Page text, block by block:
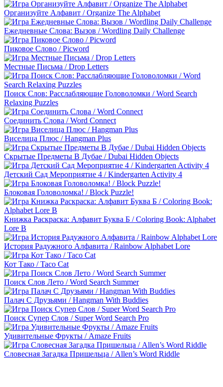
Организуйте Алфавит / Organize The Alphabet
Ежедневные Слова: Вызов / Wordling Daily Challenge
Пиковое Слово / Picword
Местные Письма / Drop Letters
Поиск Слов: Расслабляющие Головоломки / Word Search
Relaxing Puzzles
Соединить Слова / Word Connect
Виселица Плюс / Hangman Plus
Скрытые Предметы В Дубае / Dubai Hidden Objects
Детский Сад Мероприятие 4 / Kindergarten Activity 4
Блоковая Головоломка! / Block Puzzle!
Книжка Раскраска: Алфавит Буква Б / Coloring Book: Alphabet
Lore B
История Радужного Алфавита / Rainbow Alphabet Lore
Кот Тако / Taco Cat
Поиск Слов Лето / Word Search Summer
Палач С Друзьями / Hangman With Buddies
Поиск Супер Слов / Super Word Search Pro
Удивительные Фрукты / Amaze Fruits
Словесная Загадка Пришельца / Allen’s Word Riddle